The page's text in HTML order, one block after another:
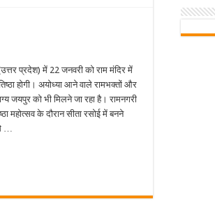
प्रदेश) में 22 जनवरी को राम मंदिर में
होगी। अयोध्या आने वाले रामभक्तों और
जयपुर को भी मिलने जा रहा है। रामनगरी
महोत्सव के दौरान सीता रसोई में बनने
…